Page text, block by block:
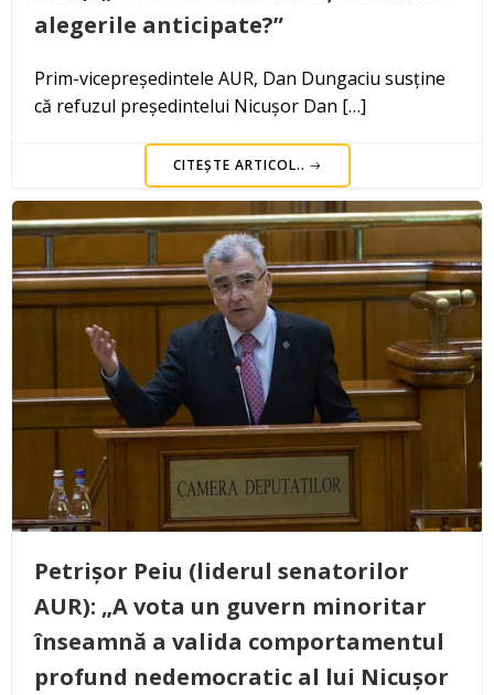
alegerile anticipate?”
Prim-vicepreședintele AUR, Dan Dungaciu susține
că refuzul președintelui Nicușor Dan […]
CITEȘTE ARTICOL..
Petrișor Peiu (liderul senatorilor
AUR): „A vota un guvern minoritar
înseamnă a valida comportamentul
profund nedemocratic al lui Nicușor